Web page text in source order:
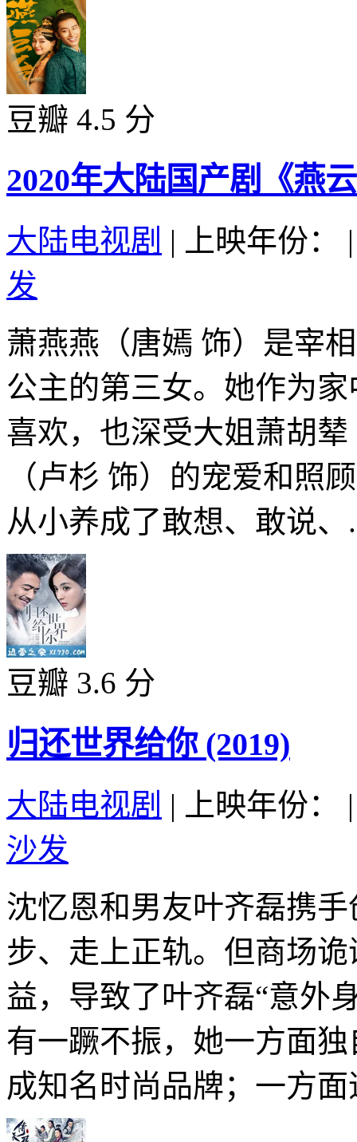
豆瓣 4.5 分
2020年大陆国产剧《燕
大陆电视剧 | 上映年份：
|
发
萧燕燕（唐嫣 饰）是宰
公主的第三女。她作为
喜欢，也深受大姐萧胡
（卢杉 饰）的宠爱和照
从小养成了敢想、敢说
豆瓣 3.6 分
归还世界给你 (2019)
大陆电视剧 | 上映年份：
|
沙发
沈忆恩和男友叶齐磊携
步、走上正轨。但商场
益，导致了叶齐磊“意外
有一蹶不振，她一方面
成知名时尚品牌；一方